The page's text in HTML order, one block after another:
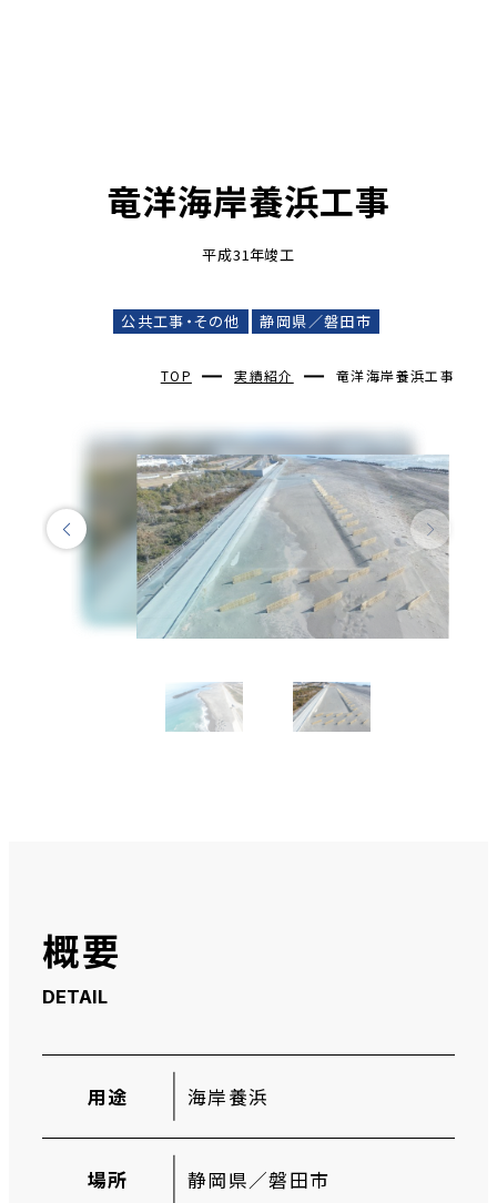
事業紹介
竜洋海岸養浜工事
平成31年竣工
公共工事・その他 静岡県／磐田市
TOP 実績紹介 竜洋海岸養浜工事
概要
DETAIL
用途 海岸養浜
場所 静岡県／磐田市